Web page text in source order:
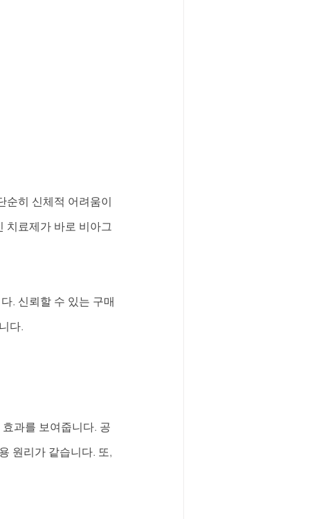
순히 신체적 어려움이
치료제가 바로 비아그
. 신뢰할 수 있는 구매
다.
과를 보여줍니다. 공
원리가 같습니다. 또,